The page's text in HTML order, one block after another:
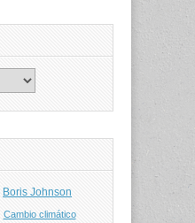
Boris Johnson
Cambio climático